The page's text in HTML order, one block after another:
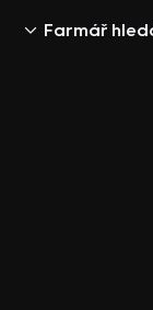
Farmář